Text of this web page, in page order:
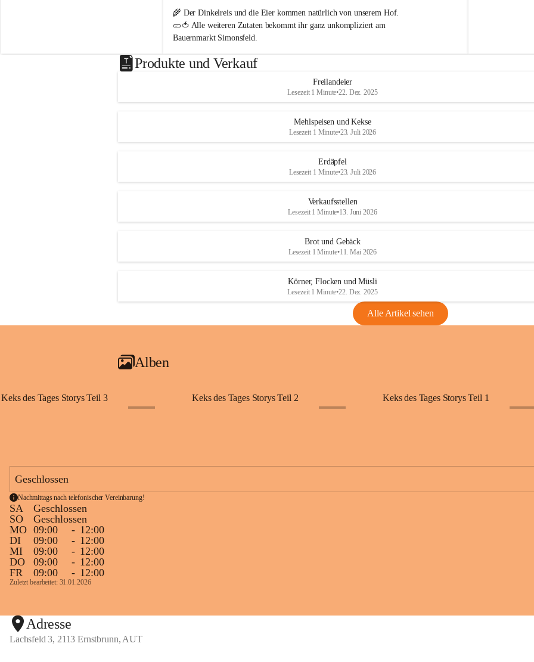
#heurige #erdäpfel #festkochend #regional
#direktvombbauernhof #hofpopp
f
🌾 Der Dinkelreis und die Eier kommen natürlich von unserem Hof.
🥒🍅 Alle weiteren Zutaten bekommt ihr ganz unkompliziert am
Bauernmarkt Simonsfeld.
📖 Das vollständige Rezept findet ihr auf unserer Homepage:
www.popp-bauernhof.at
Wir wünschen euch viel Freude beim Nachkochen und einen
genussvollen Sommer! 😊
Produkte und Verkauf
Freilandeier
Lesezeit 1 Minute•22. Dez. 2025
Mehlspeisen und Kekse
Lesezeit 1 Minute•23. Juli 2026
Erdäpfel
Lesezeit 1 Minute•23. Juli 2026
Verkaufsstellen
Lesezeit 1 Minute•13. Juni 2026
Brot und Gebäck
Lesezeit 1 Minute•11. Mai 2026
Körner, Flocken und Müsli
Lesezeit 1 Minute•22. Dez. 2025
Alle Artikel sehen
Alben
Keks des Tages Storys Teil 3 Keks des Tages Storys Teil 2 Keks des Tages Storys Teil 1
Geschlossen
Nachmittags nach telefonischer Vereinbarung!
SA
Geschlossen
SO
Geschlossen
MO 09:00 - 12:00
DI
09:00 - 12:00
MI
09:00 - 12:00
DO
09:00 - 12:00
FR
09:00 - 12:00
Zuletzt bearbeitet: 31.01.2026
Adresse
Lachsfeld 3, 2113 Ernstbrunn, AUT